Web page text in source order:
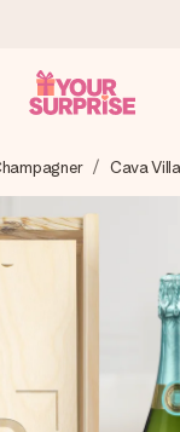
sorgfältig
du es genau zum
wenn es am meisten
auf +15.000
begeistern. Kunden
Cava